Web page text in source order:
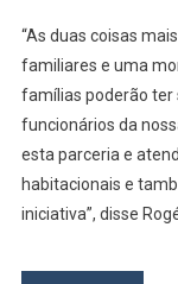
“As duas coisas
familiares e uma
famílias poderão ter
funcionários da
esta parceria e
habitacionais e
iniciativa”, disse